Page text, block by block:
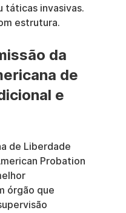
táticas invasivas.
estrutura.
da
de
e
de Liberdade
Probation
órgão que